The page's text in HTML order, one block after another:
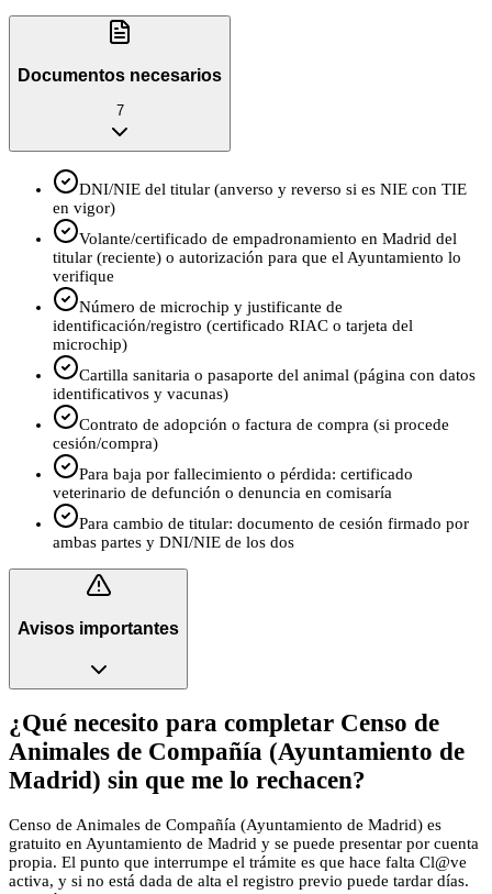
Documentos necesarios
7
DNI/NIE del titular (anverso y reverso si es NIE con TIE
en vigor)
Volante/certificado de empadronamiento en Madrid del
titular (reciente) o autorización para que el Ayuntamiento lo
verifique
Número de microchip y justificante de
identificación/registro (certificado RIAC o tarjeta del
microchip)
Cartilla sanitaria o pasaporte del animal (página con datos
identificativos y vacunas)
Contrato de adopción o factura de compra (si procede
cesión/compra)
Para baja por fallecimiento o pérdida: certificado
veterinario de defunción o denuncia en comisaría
Para cambio de titular: documento de cesión firmado por
ambas partes y DNI/NIE de los dos
Avisos importantes
¿Qué necesito para completar Censo de
Animales de Compañía (Ayuntamiento de
Madrid) sin que me lo rechacen?
Censo de Animales de Compañía (Ayuntamiento de Madrid) es
gratuito en Ayuntamiento de Madrid y se puede presentar por cuenta
propia. El punto que interrumpe el trámite es que hace falta Cl@ve
activa, y si no está dada de alta el registro previo puede tardar días.